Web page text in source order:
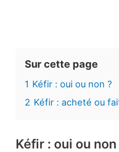
Sur cette page
1 Kéfir : oui ou non ?
2 Kéfir : acheté ou
Kéfir : oui ou non